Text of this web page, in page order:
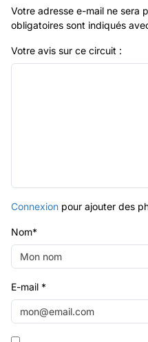
Votre adresse e-mail ne sera
obligatoires sont indiqués
Votre avis sur ce circuit :
Connexion pour ajouter des
Nom*
E-mail *